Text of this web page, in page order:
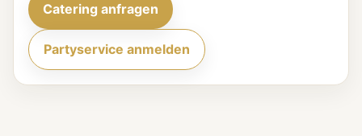
Catering anfragen
Partyservice anmelden